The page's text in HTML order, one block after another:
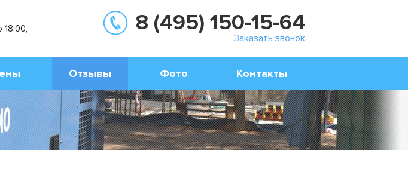
18:00,
8 (495) 150-15-64
Заказать звонок
Отзывы Фото Контакты